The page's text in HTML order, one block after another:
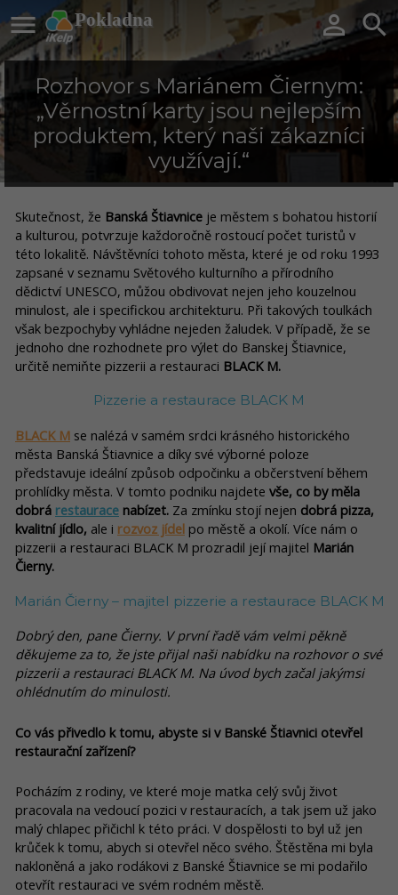
Pokladna
  
Rozhovor s Mariánem Čiernym:
„Věrnostní karty jsou nejlepším
produktem, který naši zákazníci
využívají.“
Skutečnost, že Banská Štiavnice je městem s bohatou historií
a kulturou, potvrzuje každoročně rostoucí počet turistů v
této lokalitě. Návštěvníci tohoto města, které je od roku 1993
zapsané v seznamu Světového kulturního a přírodního
dědictví UNESCO, můžou obdivovat nejen jeho kouzelnou
minulost, ale i specifickou architekturu. Při takových toulkách
však bezpochyby vyhládne nejeden žaludek. V případě, že se
jednoho dne rozhodnete pro výlet do Banskej Štiavnice,
určitě nemiňte pizzerii a restauraci BLACK M.
Pizzerie a restaurace BLACK M
BLACK M se nalézá v samém srdci krásného historického
města Banská Štiavnice a díky své výborné poloze
představuje ideální způsob odpočinku a občerstvení během
prohlídky města. V tomto podniku najdete vše, co by měla
dobrá restaurace nabízet. Za zmínku stojí nejen dobrá pizza,
kvalitní jídlo, ale i rozvoz jídel po městě a okolí. Více nám o
pizzerii a restauraci BLACK M prozradil její majitel Marián
Čierny.
Marián Čierny – majitel pizzerie a restaurace BLACK M
Dobrý den, pane Čierny. V první řadě vám velmi pěkně
děkujeme za to, že jste přijal naši nabídku na rozhovor o své
pizzerii a restauraci BLACK M. Na úvod bych začal jakýmsi
ohlédnutím do minulosti.
Co vás přivedlo k tomu, abyste si v Banské Štiavnici otevřel
restaurační zařízení?
Pocházím z rodiny, ve které moje matka celý svůj život
pracovala na vedoucí pozici v restauracích, a tak jsem už jako
malý chlapec přičichl k této práci. V dospělosti to byl už jen
krůček k tomu, abych si otevřel něco svého. Štěstěna mi byla
nakloněná a jako rodákovi z Banské Štiavnice se mi podařilo
otevřít restauraci ve svém rodném městě.